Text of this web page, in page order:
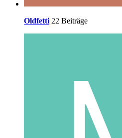
Oldfetti 22 Beiträge